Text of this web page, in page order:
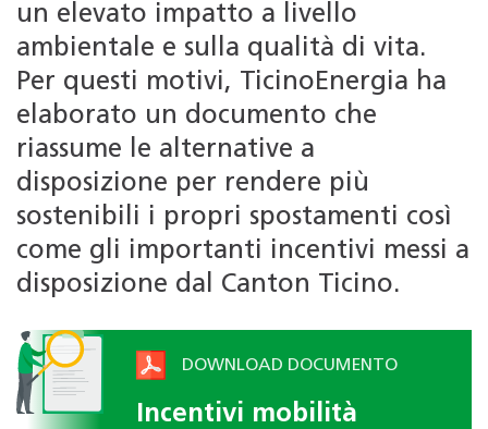
un elevato impatto a livello
ambientale e sulla qualità di vita.
Per questi motivi, TicinoEnergia ha
elaborato un documento che
riassume le alternative a
disposizione per rendere più
sostenibili i propri spostamenti così
come gli importanti incentivi messi a
disposizione dal Canton Ticino.
DOWNLOAD DOCUMENTO
Incentivi mobilità